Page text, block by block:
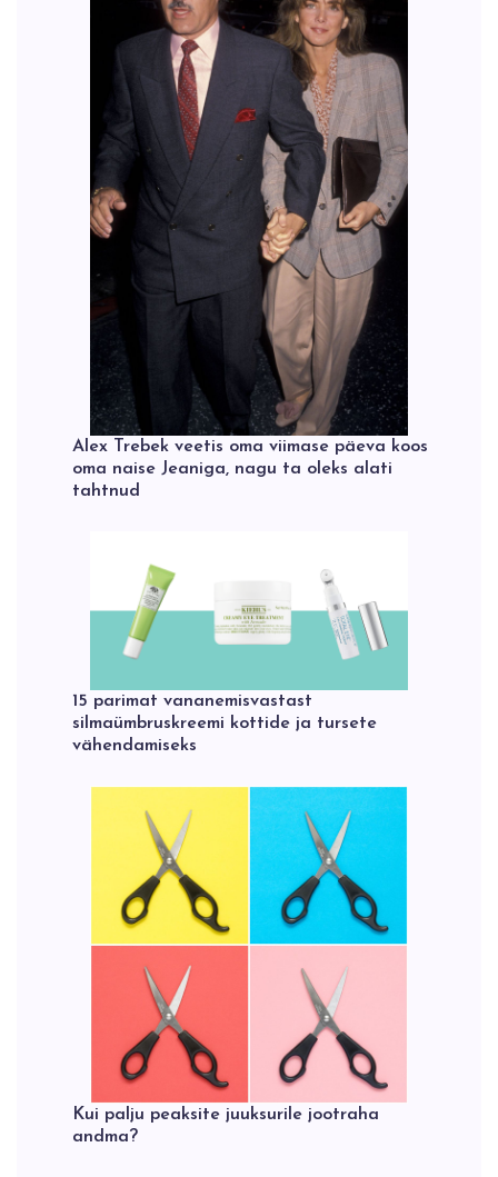
Alex Trebek veetis oma viimase päeva koos
oma naise Jeaniga, nagu ta oleks alati
tahtnud
15 parimat vananemisvastast
silmaümbruskreemi kottide ja tursete
vähendamiseks
Kui palju peaksite juuksurile jootraha
andma?